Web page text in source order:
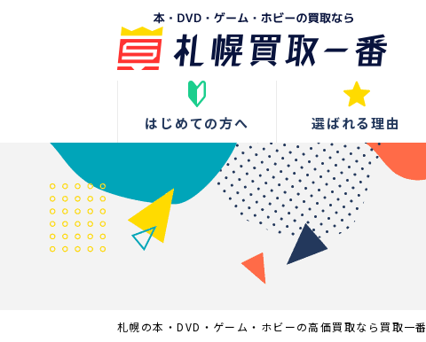
はじめての方へ 選ばれる理由
札幌の本・DVD・ゲーム・ホビーの高価買取なら買取一番